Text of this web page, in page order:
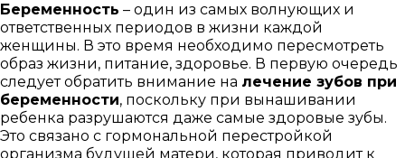
Беременность – один из самых волнующих и
ответственных периодов в жизни каждой
женщины. В это время необходимо пересмотреть
образ жизни, питание, здоровье. В первую очередь
следует обратить внимание на лечение зубов при
беременности, поскольку при вынашивании
ребенка разрушаются даже самые здоровые зубы.
Это связано с гормональной перестройкой
организма будущей матери, которая приводит к